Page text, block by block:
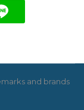
and brands